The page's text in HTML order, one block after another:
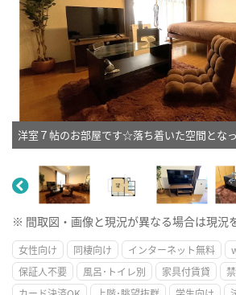
洋室７帖のお部屋です☆落ち着いた空間とな
※ 間取図・画像と現況が異なる場合は現況
女性向け 同棲向け インターネット無料
保証人不要
風呂･トイレ別 家具付賃貸